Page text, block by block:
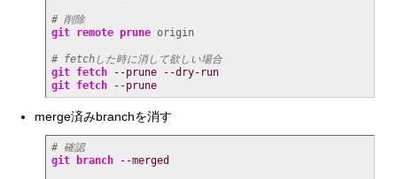
# 削除
git remote prune origin
# fetchした時に消して欲しい場合
git fetch
--prune
--dry-run
git fetch
--prune
merge済みbranchを消す
# 確認
git branch
--merged